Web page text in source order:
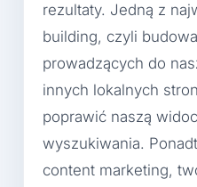
rezultaty. Jedną z
building, czyli
prowadzących do
innych lokalnych
poprawić naszą
wyszukiwania.
content marketing,